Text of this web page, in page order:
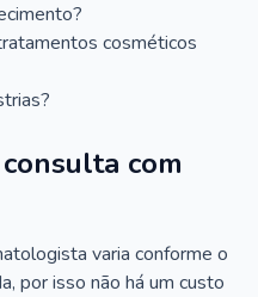
cosméticos
com
varia conforme o
por isso não há um custo